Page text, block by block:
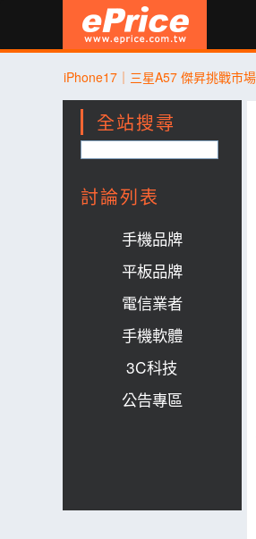
評測 討論 產品
iPhone17｜三星A57 傑昇挑戰市
全站搜尋
討論列表
手機品牌
平板品牌
電信業者
手機軟體
3C科技
公告專區